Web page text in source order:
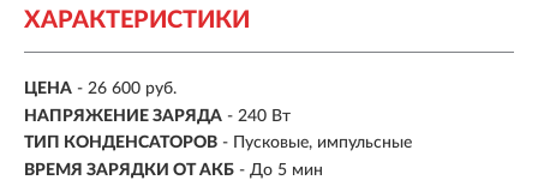
ХАРАКТЕРИСТИКИ
ЦЕНА - 26 600 руб.
НАПРЯЖЕНИЕ ЗАРЯДА - 240 Вт
ТИП КОНДЕНСАТОРОВ - Пусковые, импульсные
ВРЕМЯ ЗАРЯДКИ ОТ АКБ - До 5 мин